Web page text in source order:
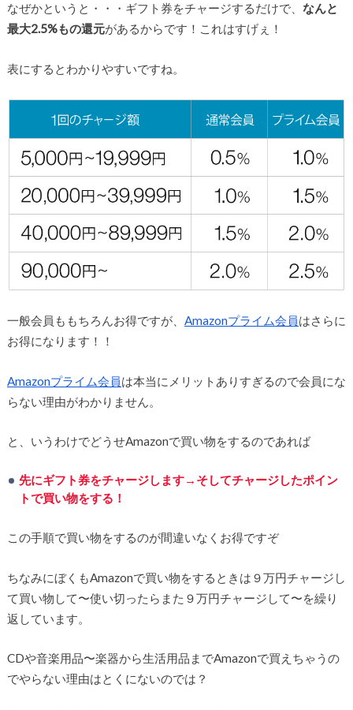
なぜかというと・・・ギフト券をチャージするだけで、 なんと
最大2.5%もの還元があるからです！これはすげぇ！
表にするとわかりやすいですね。
一般会員ももちろんお得ですが、 Amazonプライム会員はさらに
お得になります！！
Amazonプライム会員は本当にメリットありすぎるので会員にな
らない理由がわかりません。
と、いうわけでどうせAmazonで買い物をするのであれば
先にギフト券をチャージします→そしてチャージしたポイン
トで買い物をする！
この手順で買い物をするのが間違いなくお得ですぞ
ちなみにぼくもAmazonで買い物をするときは９万円チャージし
て買い物して〜使い切ったらまた９万円チャージして〜を繰り
返しています。
CDや音楽用品〜楽器から生活用品までAmazonで買えちゃうの
でやらない理由はとくにないのでは？